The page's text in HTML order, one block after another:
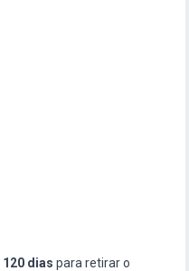
120 dias para retirar o